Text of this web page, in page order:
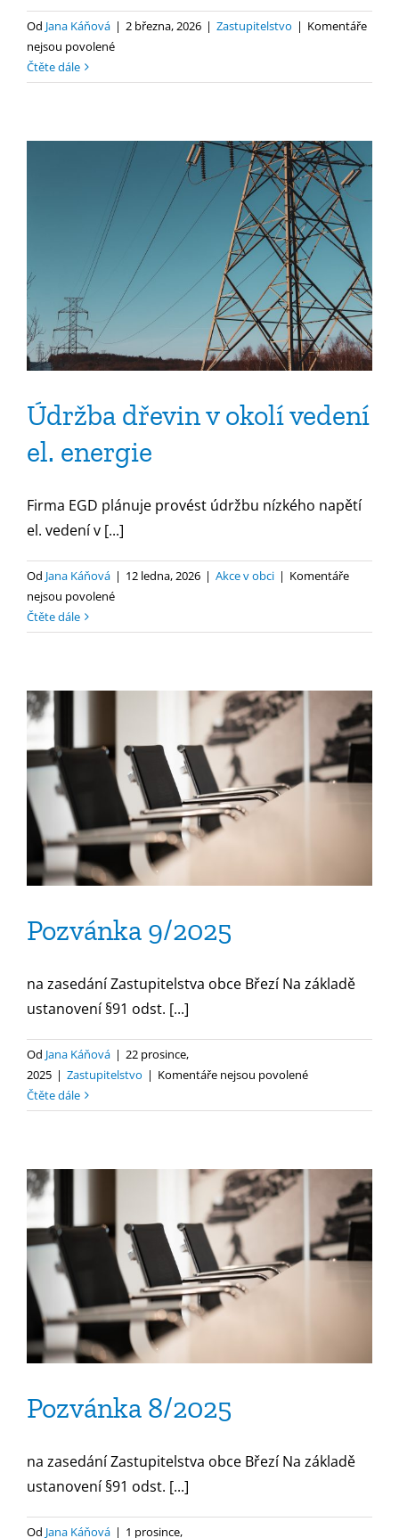
Od Jana Káňová | 2 března, 2026 | Zastupitelstvo | Komentáře
nejsou povolenéu
s
2/2026
Čtěte dále
Údržba dřevin v okolí vedení
el. energie
Firma EGD plánuje provést údržbu nízkého napětí
el. vedení v [...]
Od Jana Káňová | 12 ledna, 2026 | Akce v obci | Komentáře
nejsou povolenéu
s
vedení
el.
energie
Čtěte dále
Pozvánka 9/2025
na zasedání Zastupitelstva obce Březí Na základě
ustanovení §91 odst. [...]
Od Jana Káňová | 22 prosince,
2025 | Zastupitelstvo | Komentáře nejsou povolenéu
s
Čtěte dále
Pozvánka 8/2025
na zasedání Zastupitelstva obce Březí Na základě
ustanovení §91 odst. [...]
Od Jana Káňová | 1 prosince,